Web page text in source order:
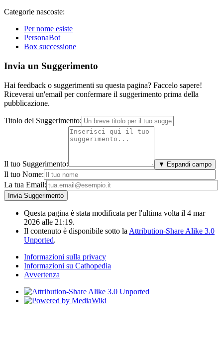
Categorie nascoste:
Per nome esiste
PersonaBot
Box successione
Invia un Suggerimento
Hai feedback o suggerimenti su questa pagina? Faccelo sapere!
Riceverai un'email per confermare il suggerimento prima della
pubblicazione.
Titolo del Suggerimento:
Il tuo Suggerimento: ▼ Espandi campo
Il tuo Nome:
La tua Email:
Questa pagina è stata modificata per l'ultima volta il 4 mar
2026 alle 21:19.
Il contenuto è disponibile sotto la Attribution-Share Alike 3.0
Unported.
Informazioni sulla privacy
Informazioni su Cathopedia
Avvertenza